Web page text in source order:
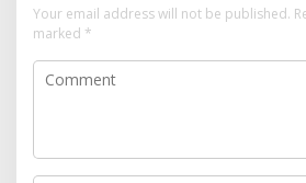
Your email address will not be published.
marked *